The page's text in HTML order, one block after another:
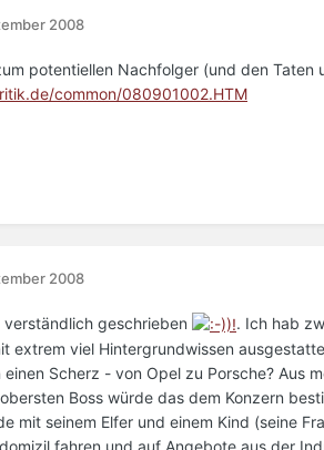
2008
potentiellen Nachfolger (und den Taten
common/080901002.HTM
2008
geschrieben
. Ich hab
extrem viel Hintergrundwissen
Scherz - von Opel zu Porsche? Aus
Boss würde das dem Konzern
mit seinem Elfer und einem Kind (seine